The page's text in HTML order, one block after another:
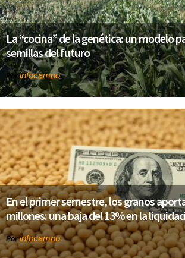
La “cocina” de la genética: un modelo
semillas del futuro
Por infocampo
En el primer semestre, los granos
millones: una baja del 13% en la
Porinfocampo